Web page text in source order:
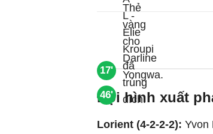
46'
17'
Đội hình xuất
Lorient (4-2-2-2): Yvon